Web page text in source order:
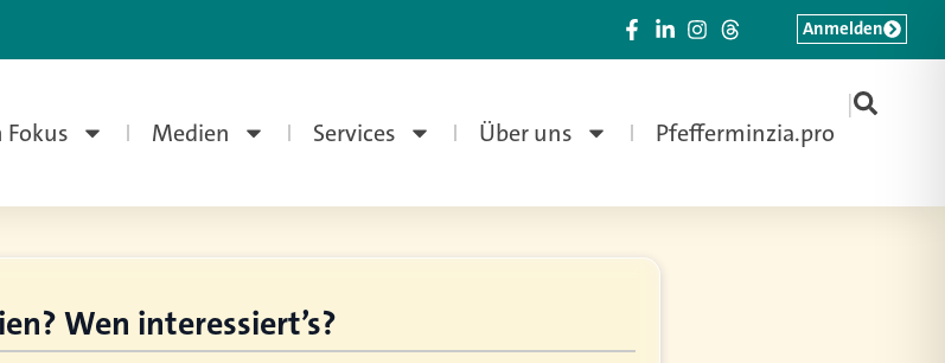
Fokus Medien Services Über uns Pfefferminzia.pro
|
Anmelden
Wen interessiert’s?